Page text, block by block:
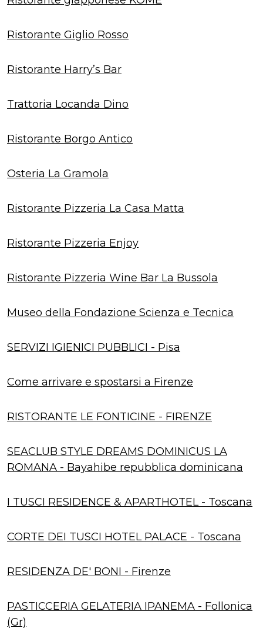
Ristorante Giglio Rosso
Ristorante Harry’s Bar
Trattoria Locanda Dino
Ristorante Borgo Antico
Osteria La Gramola
Ristorante Pizzeria La Casa Matta
Ristorante Pizzeria Enjoy
Ristorante Pizzeria Wine Bar La Bussola
Museo della Fondazione Scienza e Tecnica
SERVIZI IGIENICI PUBBLICI - Pisa
Come arrivare e spostarsi a Firenze
RISTORANTE LE FONTICINE - FIRENZE
SEACLUB STYLE DREAMS DOMINICUS LA
ROMANA - Bayahibe repubblica dominicana
I TUSCI RESIDENCE & APARTHOTEL - Toscana
CORTE DEI TUSCI HOTEL PALACE - Toscana
RESIDENZA DE' BONI - Firenze
PASTICCERIA GELATERIA IPANEMA - Follonica
(Gr)